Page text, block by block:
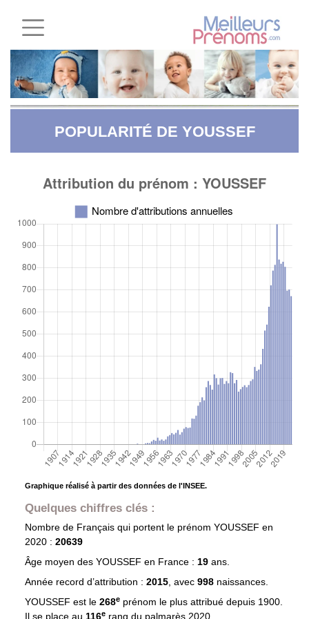
POPULARITÉ DE YOUSSEF
Graphique réalisé à partir des données de l'INSEE.
Quelques chiffres clés :
Nombre de Français qui portent le prénom YOUSSEF en
2020 : 20639
Âge moyen des YOUSSEF en France : 19 ans.
Année record d’attribution : 2015, avec 998 naissances.
YOUSSEF est le 268eprénom le plus attribué depuis 1900.
Il se place au 116e rang du palmarès 2020.